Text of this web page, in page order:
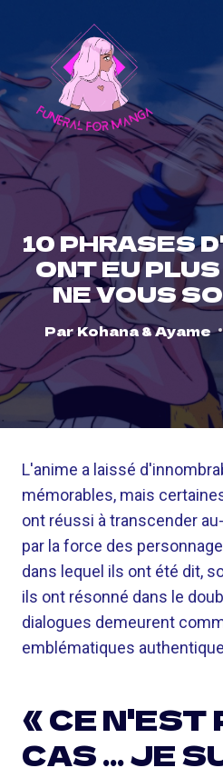
content
10 PHRASES
ONT EU
NE VOUS
ParKohana & Ayame
L'anime a laissé
mémorables, mais
ont réussi à transcender
par la force des
dans lequel ils ont été dit,
ils ont résonné dans le
dialogues demeurent
emblématiques
« CE N'EST
CAS … JE